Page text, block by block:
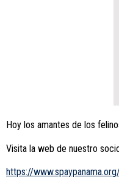
Hoy los amantes de los
Visita la web de nuestro
https://